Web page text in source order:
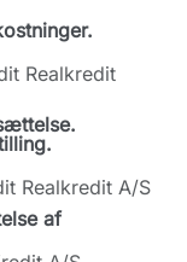
Realkredit
Realkredit A/S
af